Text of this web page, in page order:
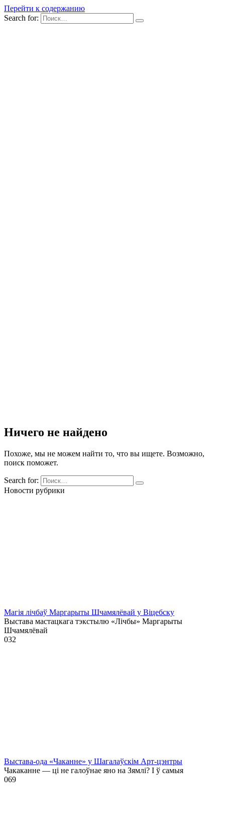
Перейти к содержанию
Search for:
Ничего не найдено
Похоже, мы не можем найти то, что вы ищете. Возможно,
поиск поможет.
Search for:
Новости рубрики
Магія лічбаў Маргарыты Шчамялёвай у Віцебску
Выстава мастацкага тэкстылю «Лічбы» Маргарыты
Шчамялёвай
032
Выстава-ода «Чаканне» у Шагалаўскім Арт-цэнтры
Чакаканне — ці не галоўнае яно на Зямлі? І ў самыя
069